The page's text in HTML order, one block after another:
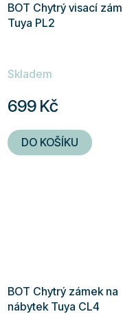
BOT Chytrý visací
Tuya PL2
hodnocení
je
5,0
z
Skladem
699 Kč
DO KOŠÍKU
BOT Chytrý zámek na
nábytek Tuya CL4